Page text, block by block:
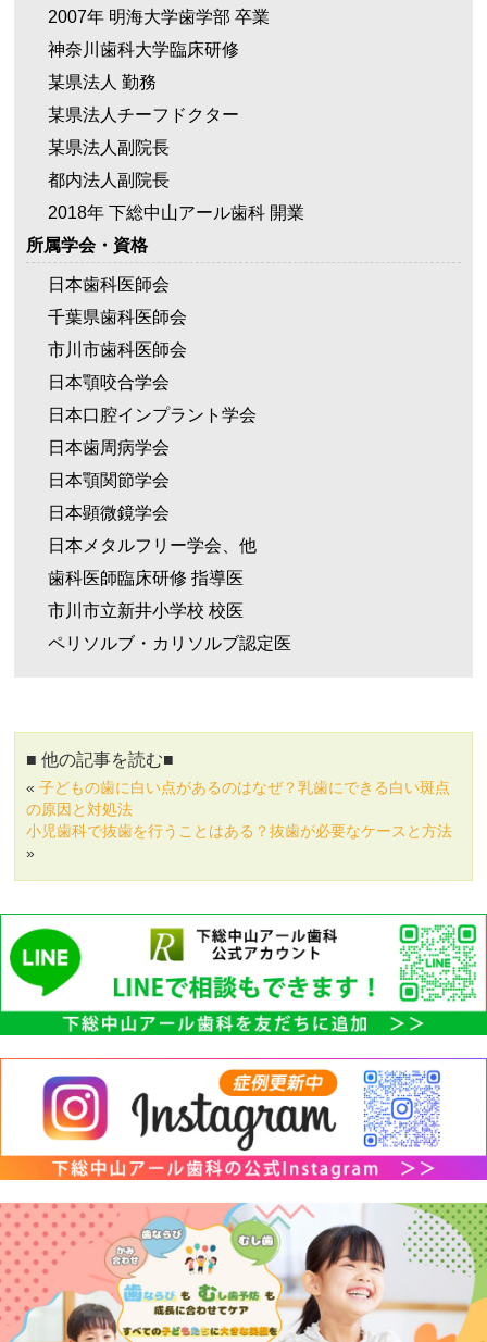
2007年 明海大学歯学部 卒業
神奈川歯科大学臨床研修
某県法人 勤務
某県法人チーフドクター
某県法人副院長
都内法人副院長
2018年 下総中山アール歯科 開業
所属学会・資格
日本歯科医師会
千葉県歯科医師会
市川市歯科医師会
日本顎咬合学会
日本口腔インプラント学会
日本歯周病学会
日本顎関節学会
日本顕微鏡学会
日本メタルフリー学会、他
歯科医師臨床研修 指導医
市川市立新井小学校 校医
ペリソルブ・カリソルブ認定医
■ 他の記事を読む■
«子どもの歯に白い点があるのはなぜ？乳歯にできる白い斑点
の原因と対処法
小児歯科で抜歯を行うことはある？抜歯が必要なケースと方法
»